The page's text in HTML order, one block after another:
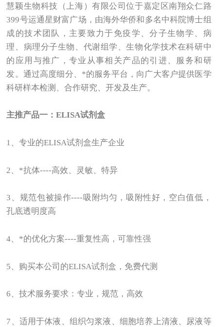
慧颖生物科技（上海）有限公司位于嘉定区南翔众仁路
399号运通星财富广场，由海外华侨和多名中科院博士组
成的技术团队，主要致力于免疫学、分子生物学、病
理、病理分子生物、代谢组学、生物化学技术在科研中
的应用与推广，专业从事相关产品的引进、服务和研
发。通过高度细分、*的服务平台，向广大客户提供医学
科研样本检测、合作研究、开发及生产。
主推产品一：ELISA试剂盒
1、专业的ELISA试剂盒生产企业
2 、*抗体----高效、灵敏、特异
3 、规范包被操作----吸附均匀，吸附性好，空白值低，
孔底透明度高
4、*的优化方案----重复性高，可靠性强
5 、购买本公司的ELISA试剂盒，免费代测
6、技术服务要求：专业，规范，高效
7 、适用于体液、组织匀浆液、细胞培养上清液、尿液等